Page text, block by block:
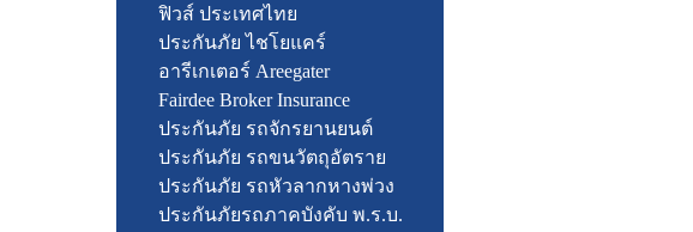
ฟิวส์ ประเทศไทย
ประกันภัย ไชโยแคร์
อารีเกเตอร์ Areegater
Fairdee Broker Insurance
ประกันภัย รถจักรยานยนต์
ประกันภัย รถขนวัตถุอัตราย
ประกันภัย รถหัวลากหางพ่วง
ประกันภัยรถภาคบังคับ พ.ร.บ.